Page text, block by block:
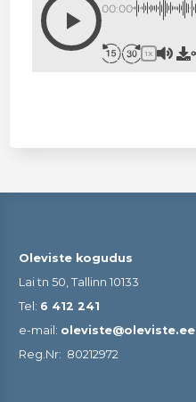
00:00
1X
Oleviste kogudus
Lai tn 50, Tallinn 10133
Tel: 6 412 241
e-mail: oleviste@oleviste.ee
Reg.Nr: 80212972